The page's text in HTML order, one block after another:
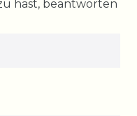
hast, beantworten